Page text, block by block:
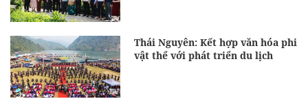
Thái Nguyên: Kết hợp văn hóa phi
vật thể với phát triển du lịch